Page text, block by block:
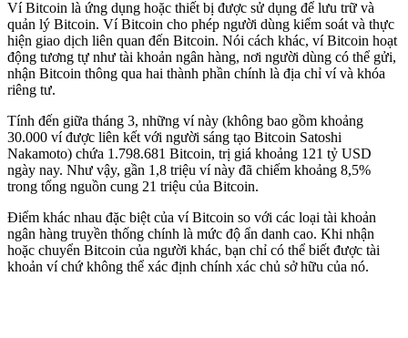
Ví Bitcoin là ứng dụng hoặc thiết bị được sử dụng để lưu trữ và
quản lý Bitcoin. Ví Bitcoin cho phép người dùng kiểm soát và thực
hiện giao dịch liên quan đến Bitcoin. Nói cách khác, ví Bitcoin hoạt
động tương tự như tài khoản ngân hàng, nơi người dùng có thể gửi,
nhận Bitcoin thông qua hai thành phần chính là địa chỉ ví và khóa
riêng tư.
Tính đến giữa tháng 3, những ví này (không bao gồm khoảng
30.000 ví được liên kết với người sáng tạo Bitcoin Satoshi
Nakamoto) chứa 1.798.681 Bitcoin, trị giá khoảng 121 tỷ USD
ngày nay. Như vậy, gần 1,8 triệu ví này đã chiếm khoảng 8,5%
trong tổng nguồn cung 21 triệu của Bitcoin.
Điểm khác nhau đặc biệt của ví Bitcoin so với các loại tài khoản
ngân hàng truyền thống chính là mức độ ẩn danh cao. Khi nhận
hoặc chuyển Bitcoin của người khác, bạn chỉ có thể biết được tài
khoản ví chứ không thể xác định chính xác chủ sở hữu của nó.